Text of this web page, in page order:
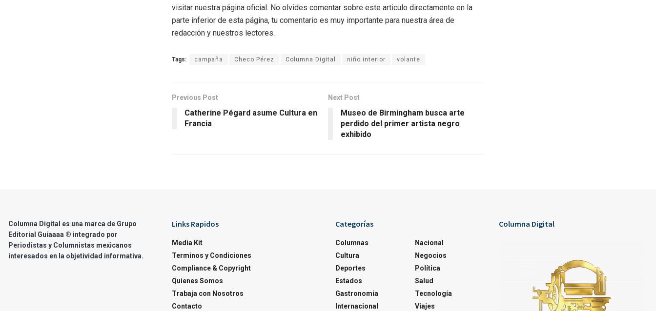
visitar nuestra página oficial. No olvides comentar sobre este articulo directamente en la
parte inferior de esta página, tu comentario es muy importante para nuestra área de
redacción y nuestros lectores.
Tags: campaña Checo Pérez Columna Digital niño interior volante
Previous Post
Catherine Pégard asume Cultura en
Francia
Next Post
Museo de Birmingham busca arte
perdido del primer artista negro
exhibido
Columna Digital es una marca de Grupo
Editorial Guíaaaa ® integrado por
Periodistas y Columnistas mexicanos
interesados en la objetividad informativa.
Links Rapidos
Media Kit
Terminos y Condiciones
Compliance & Copyright
Quienes Somos
Trabaja con Nosotros
Contacto
Categorías
Columnas
Cultura
Deportes
Estados
Gastronomía
Internacional
Nacional
Negocios
Política
Salud
Tecnología
Viajes
Columna Digital